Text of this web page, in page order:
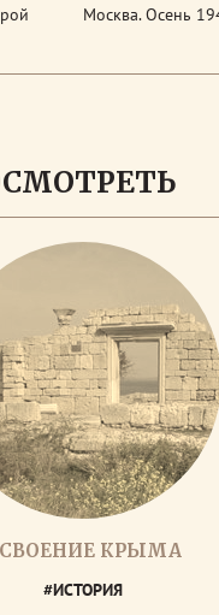
Москва. Осень
КРЫМА
#ИСТОРИЯ